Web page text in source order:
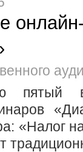
пятый
«Налог